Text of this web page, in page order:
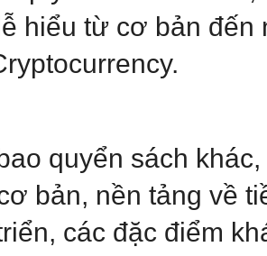
hiểu từ cơ bản đến
quyển sách
bản, nền tảng về
các đặc điểm